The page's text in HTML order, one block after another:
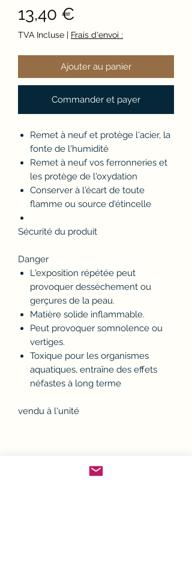
13,40 €
TVA Incluse | Frais d'envoi :
Ajouter au panier
Commander et payer
Remet à neuf et protège l'acier, la
fonte de l'humidité
Remet à neuf vos ferronneries et
les protège de l'oxydation
Conserver à l'écart de toute
flamme ou source d'étincelle
Sécurité du produit
Danger
L'exposition répétée peut
provoquer dessèchement ou
gerçures de la peau.
Matière solide inflammable.
Peut provoquer somnolence ou
vertiges.
Toxique pour les organismes
aquatiques, entraîne des effets
néfastes à long terme
vendu à l'unité
Politique d'échange ou